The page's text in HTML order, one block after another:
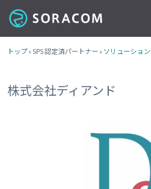
製品
事例
料金
ドキュメント
導入支援
IoTストア
最新情報
トップ» SPS 認定済パートナー » ソリューション
株式会社ディアンド